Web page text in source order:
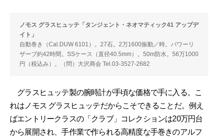
ノモス グラスヒュッテ「タンジェント・ネオマティック41 アップデ
イト」
自動巻き（Cal.DUW 6101）。27石。2万1600振動／時。パワーリ
ザーブ約42時間。SSケース（直径40.5mm）。50m防水。56万1000
円（税込み）。（問）大沢商会 Tel.03-3527-2682
グラスヒュッテ製の腕時計が手頃な価格で手に入る。こ
れはノモス グラスヒュッテだからこそできることだ。例え
ばエントリークラスの「クラブ」コレクションは20万円台
から展開され、手作業で作られる高精度な手巻きのアルフ